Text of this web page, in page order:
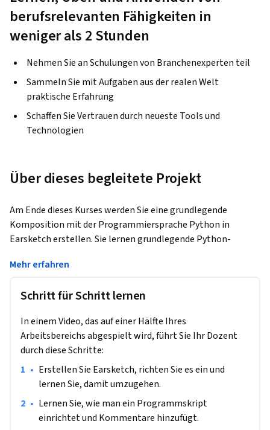
berufsrelevanten Fähigkeiten in
weniger als 2 Stunden
Nehmen Sie an Schulungen von Branchenexperten teil
Sammeln Sie mit Aufgaben aus der realen Welt
praktische Erfahrung
Schaffen Sie Vertrauen durch neueste Tools und
Technologien
Über dieses begleitete Projekt
Am Ende dieses Kurses werden Sie eine grundlegende
Komposition mit der Programmiersprache Python in
Earsketch erstellen. Sie lernen grundlegende Python-
erstellen. Das Erlernen grundlegender Python-Funktionen
auszubauen und Ihre Kenntnisse in verschiedenen
Informatik immer beliebter; Python-Kenntnisse sind in der
Informatikbranche sehr gefragt.
Mehr erfahren
Schritt für Schritt lernen
In einem Video, das auf einer Hälfte Ihres
Arbeitsbereichs abgespielt wird, führt Sie Ihr Dozent
durch diese Schritte:
• Erstellen Sie Earsketch, richten Sie es ein und
lernen Sie, damit umzugehen.
• Lernen Sie, wie man ein Programmskript
einrichtet und Kommentare hinzufügt.